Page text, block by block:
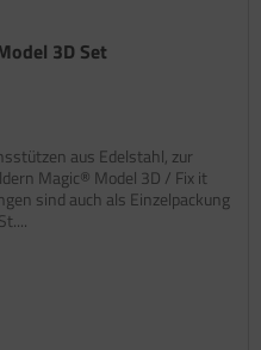
3D Set
aus Edelstahl, zur
Magic® Model 3D / Fix it
sind auch als Einzelpackung